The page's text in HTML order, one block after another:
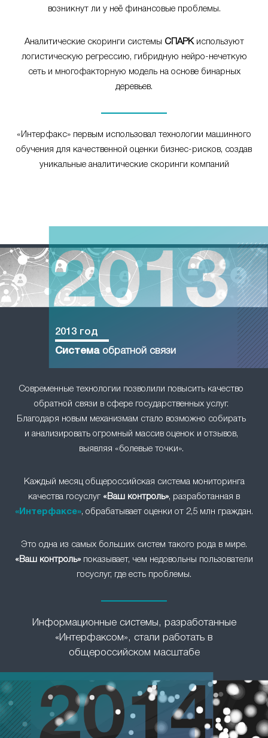
возникнут ли у неё финансовые проблемы.
Аналитические скоринги системы СПАРКиспользуют
логистическую регрессию, гибридную нейро-нечеткую
сеть и многофакторную модель на основе бинарных
деревьев.
«Интерфакс» первым использовал технологии машинного
обучения для качественной оценки бизнес-рисков, создав
уникальные аналитические скоринги компаний
Современные технологии позволили повысить качество
обратной связи в сфере государственных услуг.
Благодаря новым механизмам стало возможно собирать
и анализировать огромный массив оценок и отзывов,
выявляя «болевые точки».
2013 год
Системаобратной связи
Каждый месяц общероссийская система мониторинга
качества госуслуг «Ваш контроль», разработанная в
«Интерфаксе», обрабатывает оценки от 2,5 млн граждан.
Это одна из самых больших систем такого рода в мире.
«Ваш контроль»показывает, чем недовольны пользователи
госуслуг, где есть проблемы.
Информационные системы, разработанные
«Интерфаксом», стали работать в
общероссийском масштабе